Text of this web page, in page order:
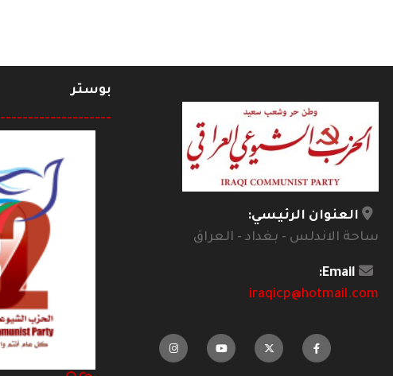
العنوان الرئيسي:
ساحة الاندلس - بغداد - العراق
Email:
iraqicp@hotmail.com
بوستر
--------------------